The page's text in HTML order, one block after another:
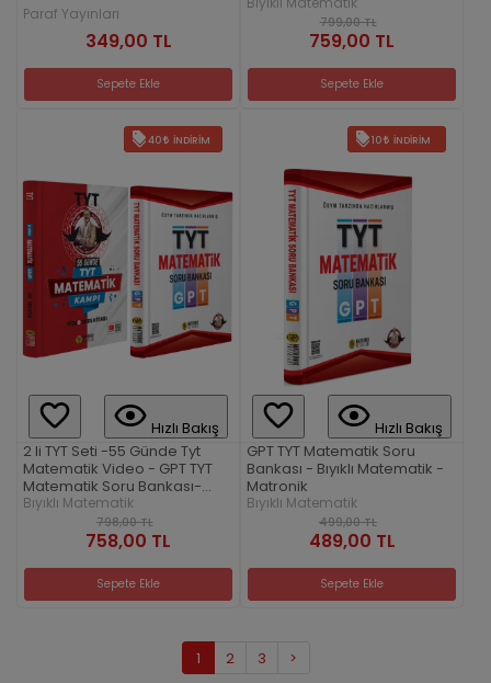
Geometri Video Ders Kitabı
Paraf Yayınları
349,00 TL
Sepete Ekle
Bıyıklı Matematik
799,00 TL
759,00 TL
Sepete Ekle
40 İNDIRIM
Hızlı Bakış
2 li TYT Seti -55 Günde Tyt
Matematik Video - GPT TYT
Matematik Soru Bankası-
Bıyıklı Matematik
Bıyıklı Matematik
798,00 TL
758,00 TL
Sepete Ekle
10 İNDIRIM
Hızlı Bakış
GPT TYT Matematik Soru
Bankası - Bıyıklı Matematik -
Matronik
Bıyıklı Matematik
499,00 TL
489,00 TL
Sepete Ekle
1 2 3 >